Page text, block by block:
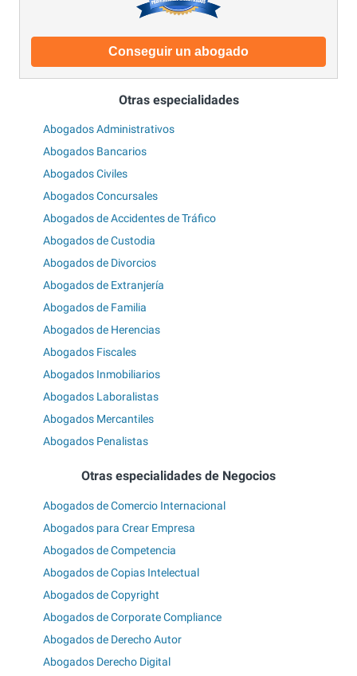
Conseguir un abogado
Otras especialidades
Abogados Administrativos
Abogados Bancarios
Abogados Civiles
Abogados Concursales
Abogados de Accidentes de Tráfico
Abogados de Custodia
Abogados de Divorcios
Abogados de Extranjería
Abogados de Familia
Abogados de Herencias
Abogados Fiscales
Abogados Inmobiliarios
Abogados Laboralistas
Abogados Mercantiles
Abogados Penalistas
Otras especialidades de Negocios
Abogados de Comercio Internacional
Abogados para Crear Empresa
Abogados de Competencia
Abogados de Copias Intelectual
Abogados de Copyright
Abogados de Corporate Compliance
Abogados de Derecho Autor
Abogados Derecho Digital